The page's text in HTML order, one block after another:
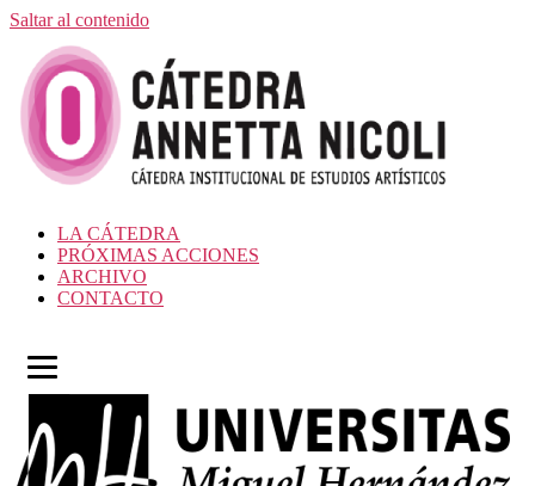
Saltar al contenido
LA CÁTEDRA
PRÓXIMAS ACCIONES
ARCHIVO
CONTACTO